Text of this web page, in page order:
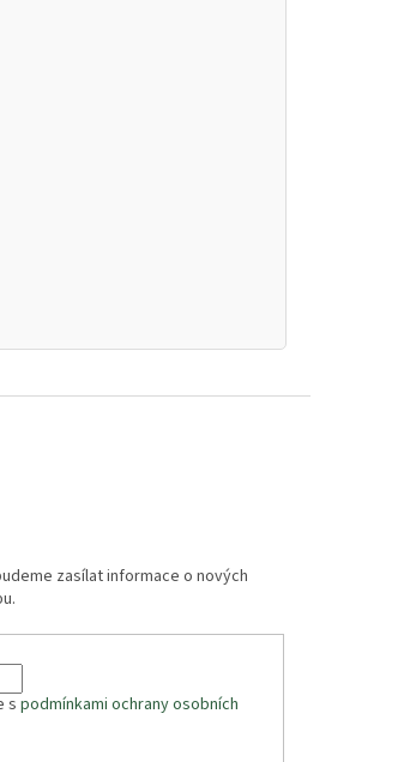
zasílat informace o nových
spodmínkami ochrany osobních